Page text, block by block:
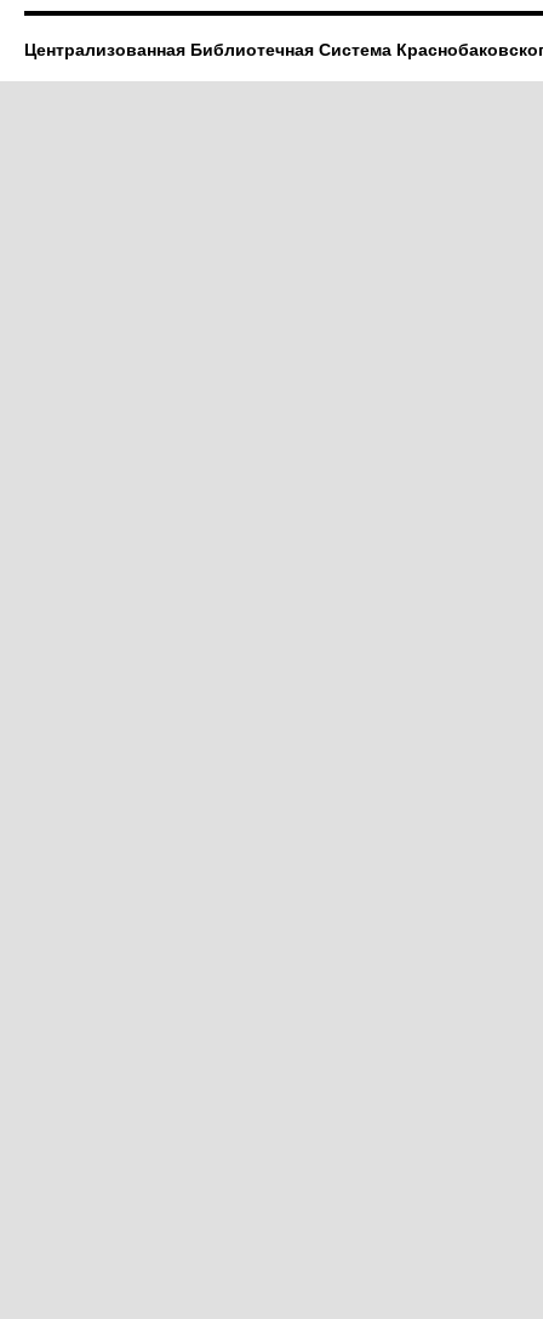
Централизованная Библиотечная Система